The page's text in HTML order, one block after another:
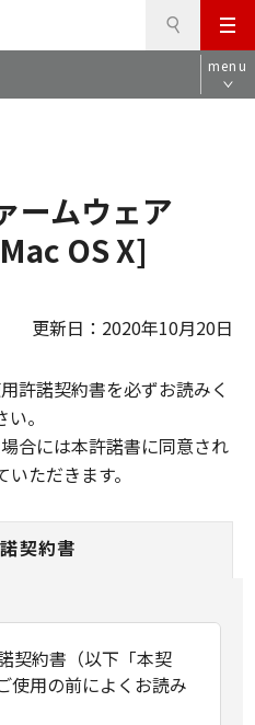
メ
ニ
ュ
menu
ームウェア
OS X]
更新日：2020年10月20日
許諾契約書を必ずお読みく
い。
合には本許諾書に同意され
ただきます。
契約書
契約書（以下「本契
使用の前によくお読み